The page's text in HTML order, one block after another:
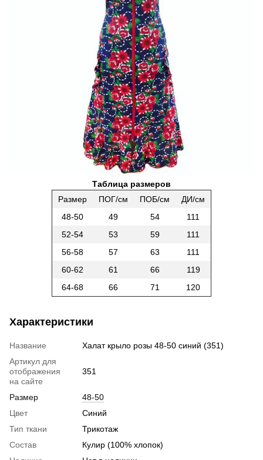
Таблица размеров
Размер
ПОГ/см ПОБ/см
ДИ/см
48-50
49 54
111
52-54
53 59
111
56-58
57 63
111
60-62
61 66
119
64-68
66 71 120
Характеристики
Название
Халат крыло розы 48-50 синий (351)
Артикул для
отображения
на сайте
351
Размер
48-50
Цвет
Синий
Тип ткани
Трикотаж
Состав
Кулир (100% хлопок)